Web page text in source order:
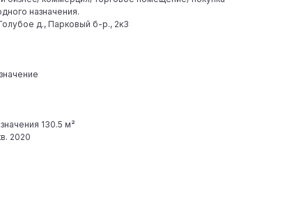
назначения.
д., Парковый б-р., 2к3
130.5 м²
2020